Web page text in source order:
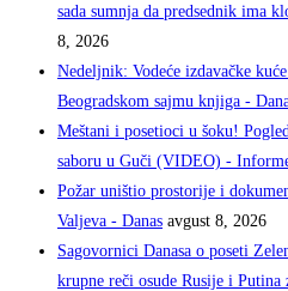
sada sumnja da predsednik ima
8, 2026
Nedeljnik: Vodeće izdavačke
Beogradskom sajmu knjiga -
Meštani i posetioci u šoku!
saboru u Guči (VIDEO) -
Požar uništio prostorije i
Valjeva - Danas avgust 8, 2026
Sagovornici Danasa o poseti
krupne reči osude Rusije i